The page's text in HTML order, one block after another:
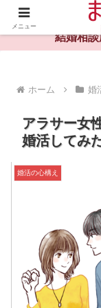
婚活や出会
結婚相
ホーム 婚
アラサー女
婚活してみ
婚活の心構え
メニュー